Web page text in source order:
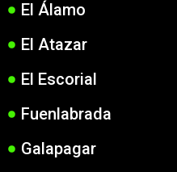
El Álamo
El Atazar
El Escorial
Fuenlabrada
Galapagar